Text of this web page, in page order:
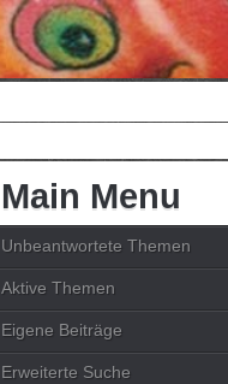
Main Menu
Unbeantwortete Themen
Aktive Themen
Eigene Beiträge
Erweiterte Suche